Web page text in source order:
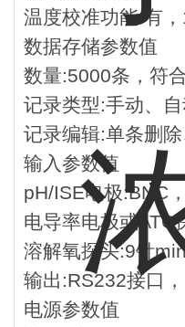
温度校准功能:有
数据存储参数值
数量:5000条，符
记录类型:手动、
记录编辑:单条删
输入参数值
pH/ISE电极:BNC
电导率电极或ATC
溶解氧探头:9针
输出:RS232接口
电源参数值